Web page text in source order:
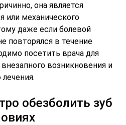
она является
или механического
даже если болевой
повторялся в течение
посетить врача для
возникновения и
обезболить зуб